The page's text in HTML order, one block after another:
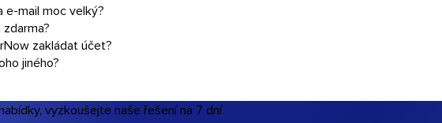
e-mail moc velký?
zakládat účet?
jiného?
vyzkoušejte naše řešení na 7 dní